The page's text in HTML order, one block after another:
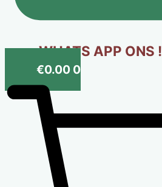
WHATS APP ONS !
€0.00 0